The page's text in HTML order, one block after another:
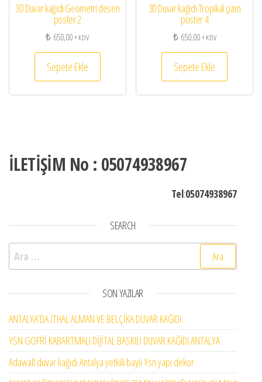
3D Duvar kağıdı Geometri desen
poster 2
₺ 650,00+ KDV
Sepete Ekle
3D Duvar kağıdı Tropikal çizim
poster 4
₺650,00+ KDV
Sepete Ekle
İLETİŞİM No : 05074938967
Tel:05074938967
SEARCH
Arama:
SON YAZILAR
ANTALYA’DA İTHAL ALMAN VE BELÇİKA DUVAR KAĞIDI .
YSN GOFRİ KABARTMALI DİJİTAL BASKILI DUVAR KAĞIDI ANTALYA
Adawall duvar kağıdı Antalya yetkili bayii Ysn yapı dekor